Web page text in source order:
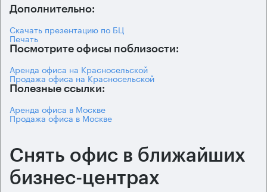
Дополнительно:
Скачать презентацию по БЦ
Печать
Посмотрите офисы поблизости:
Аренда офиса на Красносельской
Продажа офиса на Красносельской
Полезные ссылки:
Аренда офиса в Москве
Продажа офиса в Москве
Снять офис в ближайших
бизнес-центрах